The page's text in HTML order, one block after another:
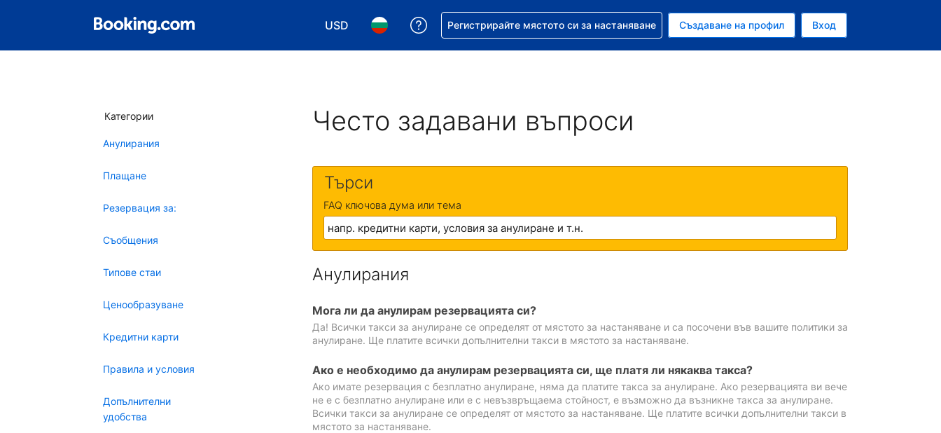
USD
Избор на валута. Избрана валута - Американски долар
Избор на език. Избран език - Български
Помощ с резервацията ви
Регистрирайте мястото си за настаняване Създаване на профил Вход
Категории
Анулирания
Плащане
Резервация за:
Съобщения
Типове стаи
Ценообразуване
Кредитни карти
Правила и условия
Допълнителни
удобства
Често задавани въпроси
Търси
FAQ ключова дума или тема
Анулирания
Мога ли да анулирам резервацията си?
Да! Всички такси за анулиране се определят от мястото за настаняване и са посочени във вашите политики за
анулиране. Ще платите всички допълнителни такси в мястото за настаняване.
Ако е необходимо да анулирам резервацията си, ще платя ли някаква такса?
Ако имате резервация с безплатно анулиране, няма да платите такса за анулиране. Ако резервацията ви вече
не е с безплатно анулиране или е с невъзвръщаема стойност, е възможно да възникне такса за анулиране.
Всички такси за анулиране се определят от мястото за настаняване. Ще платите всички допълнителни такси в
мястото за настаняване.